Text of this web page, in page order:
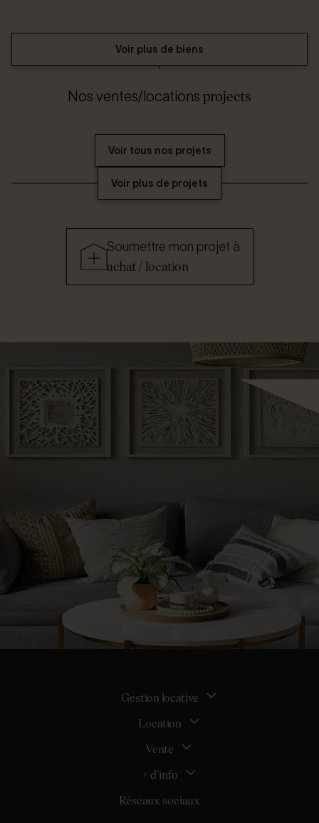
Voir plus de biens
Nos ventes/locations projects
Voir tous nos projets
Voir plus de projets
Soumettre mon projet à
achat / location
Gestion locative
La gestion locative
Location
Tous nos biens en location
Location appartement Saint-Sébastien-sur-Loire
Vente
Estimer mon bien
+ d’info
Inscription
Réseaux sociaux